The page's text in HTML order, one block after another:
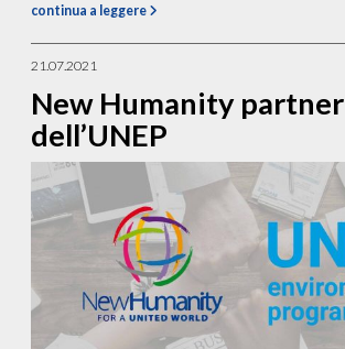
continua a leggere
21.07.2021
New Humanity partner
dell’UNEP